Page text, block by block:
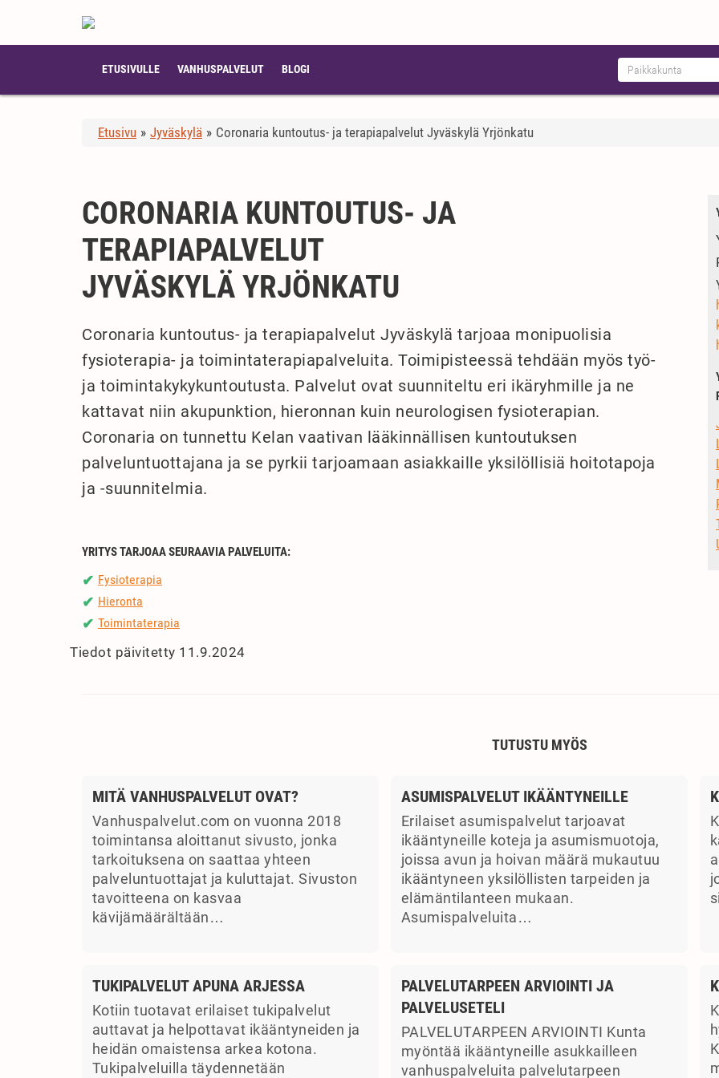
ETUSIVULLE VANHUSPALVELUT BLOGI
Etusivu » Jyväskylä » Coronaria kuntoutus- ja terapiapalvelut Jyväskylä Yrjönkatu
CORONARIA KUNTOUTUS- JA
TERAPIAPALVELUT
JYVÄSKYLÄ YRJÖNKATU
Coronaria kuntoutus- ja terapiapalvelut Jyväskylä tarjoaa monipuolisia
fysioterapia- ja toimintaterapiapalveluita. Toimipisteessä tehdään myös työ-
ja toimintakykykuntoutusta. Palvelut ovat suunniteltu eri ikäryhmille ja ne
kattavat niin akupunktion, hieronnan kuin neurologisen fysioterapian.
Coronaria on tunnettu Kelan vaativan lääkinnällisen kuntoutuksen
palveluntuottajana ja se pyrkii tarjoamaan asiakkaille yksilöllisiä hoitotapoja
ja -suunnitelmia.
YRITYS TARJOAA SEURAAVIA PALVELUITA:
✔ Fysioterapia
✔ Hieronta
✔ Toimintaterapia
Tiedot päivitetty 11.9.2024
TUTUSTU MYÖS
MITÄ VANHUSPALVELUT OVAT?
Vanhuspalvelut.com on vuonna 2018
toimintansa aloittanut sivusto, jonka
tarkoituksena on saattaa yhteen
palveluntuottajat ja kuluttajat. Sivuston
tavoitteena on kasvaa
kävijämäärältään…
ASUMISPALVELUT IKÄÄNTYNEILLE
Erilaiset asumispalvelut tarjoavat
ikääntyneille koteja ja asumismuotoja,
joissa avun ja hoivan määrä mukautuu
ikääntyneen yksilöllisten tarpeiden ja
elämäntilanteen mukaan.
Asumispalveluita…
TUKIPALVELUT APUNA ARJESSA
Kotiin tuotavat erilaiset tukipalvelut
auttavat ja helpottavat ikääntyneiden ja
heidän omaistensa arkea kotona.
Tukipalveluilla täydennetään
PALVELUTARPEEN ARVIOINTI JA
PALVELUSETELI
PALVELUTARPEEN ARVIOINTI Kunta
myöntää ikääntyneille asukkailleen
vanhuspalveluita palvelutarpeen